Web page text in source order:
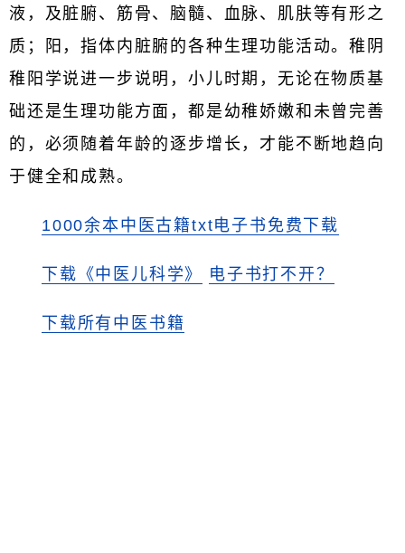
液，及脏腑、筋骨、脑髓、血脉、肌肤等有形之
质；阳，指体内脏腑的各种生理功能活动。稚阴
稚阳学说进一步说明，小儿时期，无论在物质基
础还是生理功能方面，都是幼稚娇嫩和未曾完善
的，必须随着年龄的逐步增长，才能不断地趋向
于健全和成熟。
1000余本中医古籍txt电子书免费下载
下载《中医儿科学》 电子书打不开？
下载所有中医书籍